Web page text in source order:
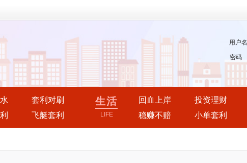
用户名
密码
套利对刷
飞艇套利
生活
LIFE
回血上岸
投资理财
稳赚不赔
小单套利